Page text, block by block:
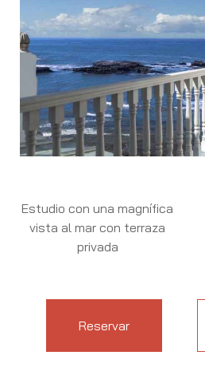
Estudio con una magnífica
vista al mar con terraza
privada
Reservar